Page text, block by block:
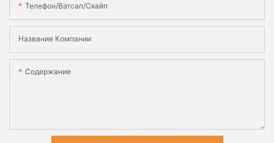
Телефон/ватсап/скайп
Название Компании
Содержание